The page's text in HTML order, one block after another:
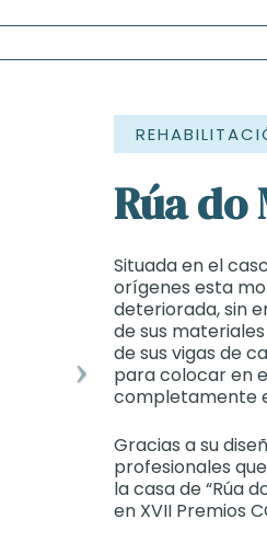
Rúa do
Situada en el
orígenes esta
deteriorada, sin
de sus
de sus vigas de
para colocar en
completamente
Gracias a su
profesionales
la casa de “Rúa
en XVII Premios